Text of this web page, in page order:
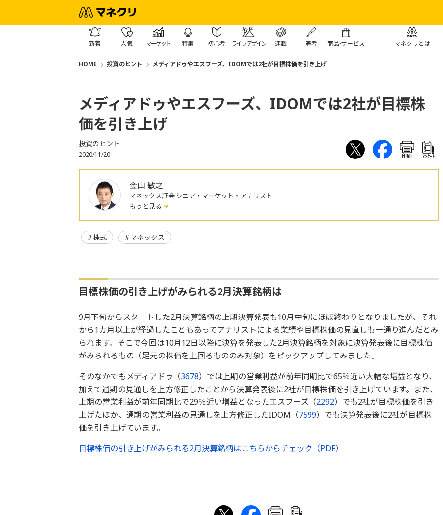
新着 人気 マーケット 特集 初心者 ライフデザイン 連載 著者 商品・サービス マネクリとは
HOME 投資のヒント メディアドゥやエスフーズ、IDOMでは2社が目標株価を引き上げ
メディアドゥやエスフーズ、IDOMでは2社が目標株
価を引き上げ
投資のヒント
2020/11/20 印刷 ｱﾝｹｰﾄ
金山 敏之
マネックス証券 シニア・マーケット・アナリスト
もっと見る
株式 マネックス
目標株価の引き上げがみられる2月決算銘柄は
9月下旬からスタートした2月決算銘柄の上期決算発表も10月中旬にほぼ終わりとなりましたが、それ
から1カ月以上が経過したこともあってアナリストによる業績や目標株価の見直しも一通り進んだとみ
られます。そこで今回は10月12日以降に決算を発表した2月決算銘柄を対象に決算発表後に目標株価
がみられるもの（足元の株価を上回るもののみ対象）をピックアップしてみました。
そのなかでもメディアドゥ（3678）では上期の営業利益が前年同期比で65％近い大幅な増益となり、
加えて通期の見通しを上方修正したことから決算発表後に2社が目標株価を引き上げています。また、
上期の営業利益が前年同期比で29％近い増益となったエスフーズ（2292）でも2社が目標株価を引き
上げたほか、通期の営業利益の見通しを上方修正したIDOM（7599）でも決算発表後に2社が目標株
価を引き上げています。
目標株価の引き上げがみられる2月決算銘柄はこちらからチェック（PDF）